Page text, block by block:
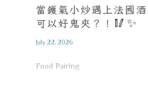
當鑊氣小炒遇上法國
可以好鬼夾？！ 🥢✨
July 22, 2026
Food Pairing